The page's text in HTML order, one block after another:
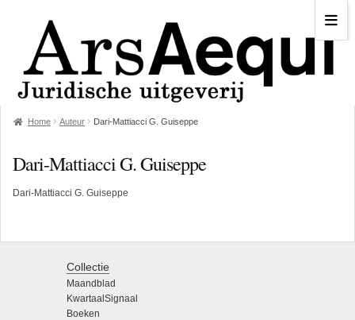
Home Auteur Dari-Mattiacci G. Guiseppe
Dari-Mattiacci G. Guiseppe
Dari-Mattiacci G. Guiseppe
Collectie
Maandblad
KwartaalSignaal
Boeken